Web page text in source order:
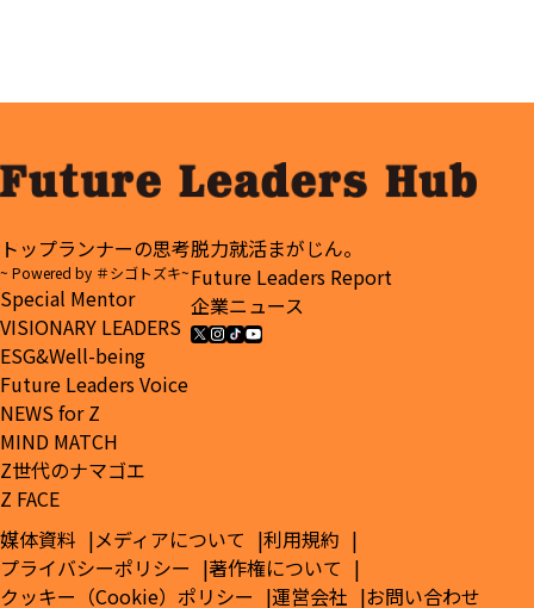
世代の本
問い直す
「働く」
の挑戦。
様化する
トップランナーの思考
~ Powered by ＃シゴトズキ~
Special Mentor
VISIONARY LEADERS
ESG&Well-being
Future Leaders Voice
NEWS for Z
MIND MATCH
Z世代のナマゴエ
Z FACE
脱力就活まがじん。
Future Leaders Report
企業ニュース
媒体資料 メディアについて
利用規約
プライバシーポリシー
著作権について
クッキー（Cookie）ポリシー
運営会社 お問い合わせ